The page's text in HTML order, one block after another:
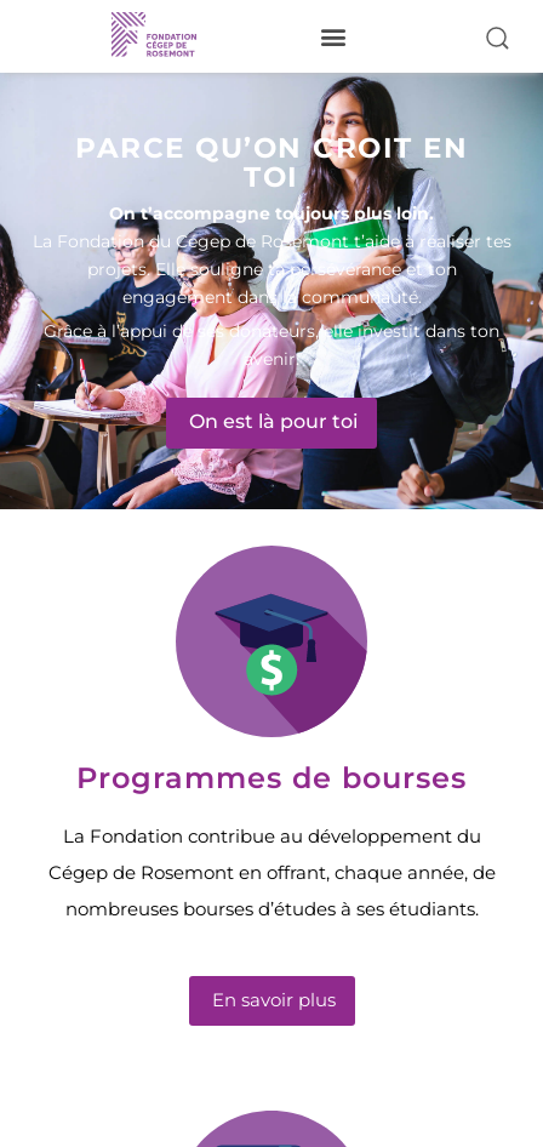
Nos activités
Pour nos étudiants
Donateurs
Bénévoles
Réalisations
Visiter le site du Cégep
Nous joindre
Nouvelles
Infolettre
Témoignages
PARCE QU’ON CROIT EN
TOI
On t’accompagne toujours plus loin.
La Fondation du Cégep de Rosemont t’aide à réaliser tes
projets. Elle souligne ta persévérance et ton
engagement dans la communauté.
Grâce à l’appui de ses donateurs, elle investit dans ton
avenir.
On est là pour toi
Programmes de bourses
La Fondation contribue au développement du
Cégep de Rosemont en offrant, chaque année, de
nombreuses bourses d’études à ses étudiants.
En savoir plus